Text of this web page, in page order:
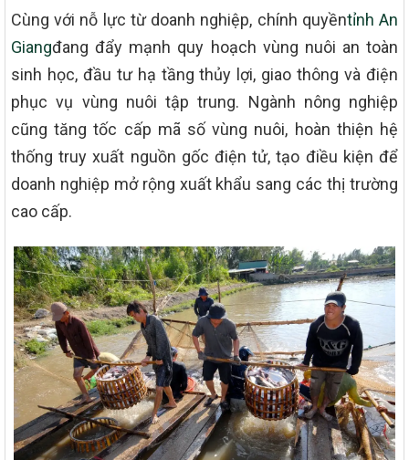
Cùng với nỗ lực từ doanh nghiệp, chính quyềntỉnh An
Giangđang đẩy mạnh quy hoạch vùng nuôi an toàn
sinh học, đầu tư hạ tầng thủy lợi, giao thông và điện
phục vụ vùng nuôi tập trung. Ngành nông nghiệp
cũng tăng tốc cấp mã số vùng nuôi, hoàn thiện hệ
thống truy xuất nguồn gốc điện tử, tạo điều kiện để
doanh nghiệp mở rộng xuất khẩu sang các thị trường
cao cấp.